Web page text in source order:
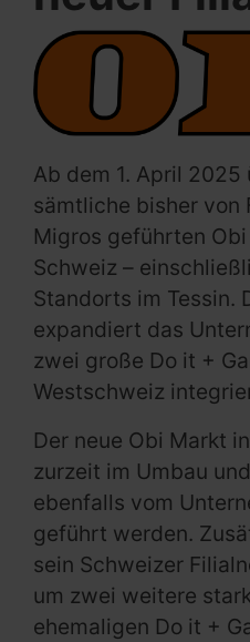
Ab dem 1. April 2025
sämtliche bisher von
Migros geführten
Schweiz –
Standorts im Tessin.
expandiert das
zwei große Do it +
Westschweiz
Der neue Obi Markt
zurzeit im Umbau
ebenfalls vom
geführt werden.
sein Schweizer
um zwei weitere
ehemaligen Do it +